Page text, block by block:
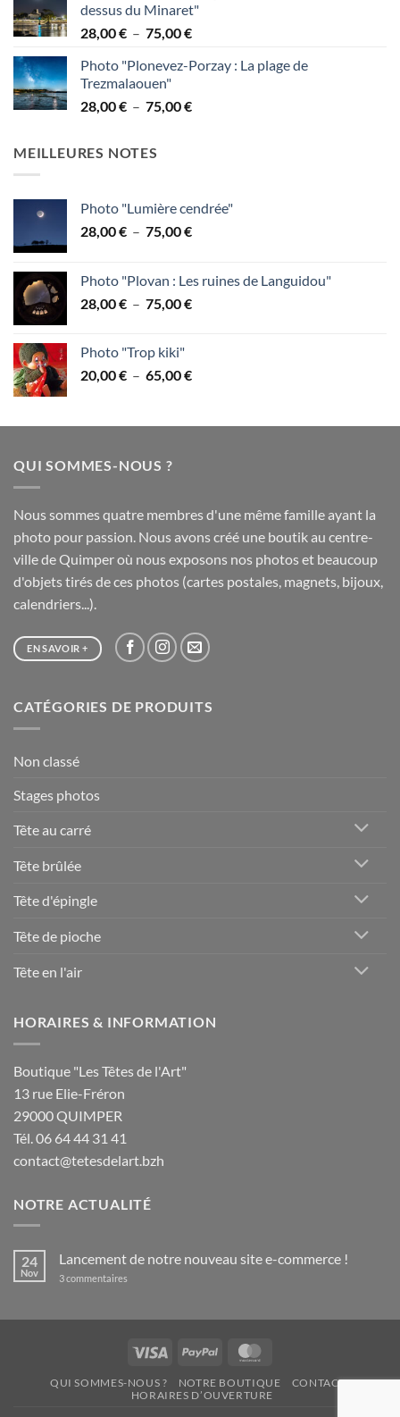
38,00 €
à
dessus du Minaret"
28,00€ – 75,00€Plage
prix :
à
Photo "Plonevez-Porzay : La plage de
Trezmalaouen"
28,00€ – 75,00€Plage
MEILLEURES NOTES
Photo "Lumière cendrée"
28,00€ – 75,00€Plage
28,00 €
à
Photo "Plovan : Les ruines de Languidou"
28,00€ – 75,00€Plage
à
Photo "Trop kiki"
20,00€ – 65,00€Plage
20,00 €
QUI SOMMES-NOUS ?
Nous sommes quatre membres d'une même famille ayant la
photo pour passion. Nous avons créé une boutik au centre-
ville de Quimper où nous exposons nos photos et beaucoup
d'objets tirés de ces photos (cartes postales, magnets, bijoux,
calendriers...).
EN SAVOIR +
CATÉGORIES DE PRODUITS
Non classé
Stages photos
Tête au carré
Tête brûlée
Tête d'épingle
Tête de pioche
Tête en l'air
HORAIRES & INFORMATION
Boutique "Les Têtes de l'Art"
13 rue Elie-Fréron
29000 QUIMPER
Tél. 06 64 44 31 41
contact@tetesdelart.bzh
NOTRE ACTUALITÉ
24
Nov
Lancement de notre nouveau site e-commerce !
3 commentaires
e-
commerce
Visa PayPal
QUI SOMMES-NOUS ? NOTRE BOUTIQUE
CONTACT
HORAIRES D’OUVERTURE